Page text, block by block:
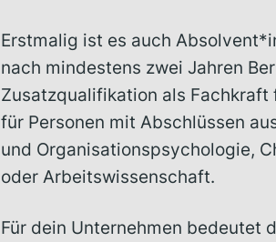
Erstmalig ist es auch
nach mindestens zwei Jahren
Zusatzqualifikation als
für Personen mit Abschlüssen
und Organisationspsychologie,
oder Arbeitswissenschaft.
Für dein Unternehmen bedeutet